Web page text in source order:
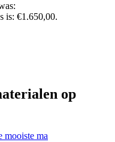
is: €1.650,00.
op
mooiste ma